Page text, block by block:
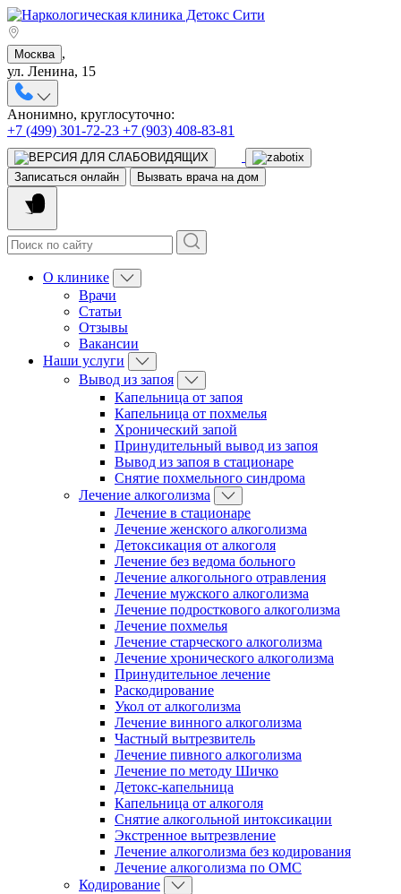
Москва ,
ул. Ленина, 15
Анонимно, круглосуточно:
+7 (499) 301-72-23 +7 (903) 408-83-81
Записаться онлайн Вызвать врача на дом
О клинике
Врачи
Статьи
Отзывы
Вакансии
Наши услуги
Вывод из запоя
Капельница от запоя
Капельница от похмелья
Хронический запой
Принудительный вывод из запоя
Вывод из запоя в стационаре
Снятие похмельного синдрома
Лечение алкоголизма
Лечение в стационаре
Лечение женского алкоголизма
Детоксикация от алкоголя
Лечение без ведома больного
Лечение алкогольного отравления
Лечение мужского алкоголизма
Лечение подросткового алкоголизма
Лечение похмелья
Лечение старческого алкоголизма
Лечение хронического алкоголизма
Принудительное лечение
Раскодирование
Укол от алкоголизма
Лечение винного алкоголизма
Частный вытрезвитель
Лечение пивного алкоголизма
Лечение по методу Шичко
Детокс-капельница
Капельница от алкоголя
Снятие алкогольной интоксикации
Экстренное вытрезвление
Лечение алкоголизма без кодирования
Лечение алкоголизма по ОМС
Кодирование